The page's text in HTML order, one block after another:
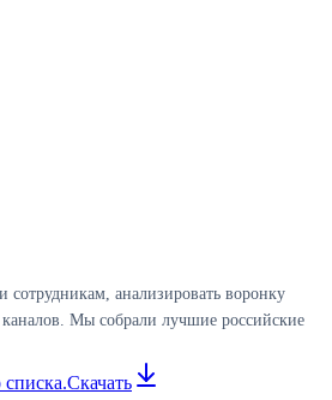
анализировать воронку
каналов. Мы собрали лучшие российские
Скачать